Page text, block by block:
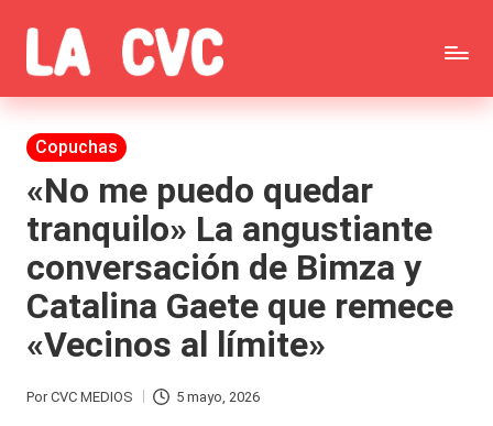
Saltar
al
contenido
C
o
p
u
c
h
a
s
y
Todas
las
noticias
de
la
farándula,
Realitys,
Tierra
Publicada
Copuchas
«No me puedo quedar
tranquilo» La angustiante
conversación de Bimza y
Catalina Gaete que remece
«Vecinos al límite»
Publicado
PorCVC MEDIOS 5 mayo, 2026